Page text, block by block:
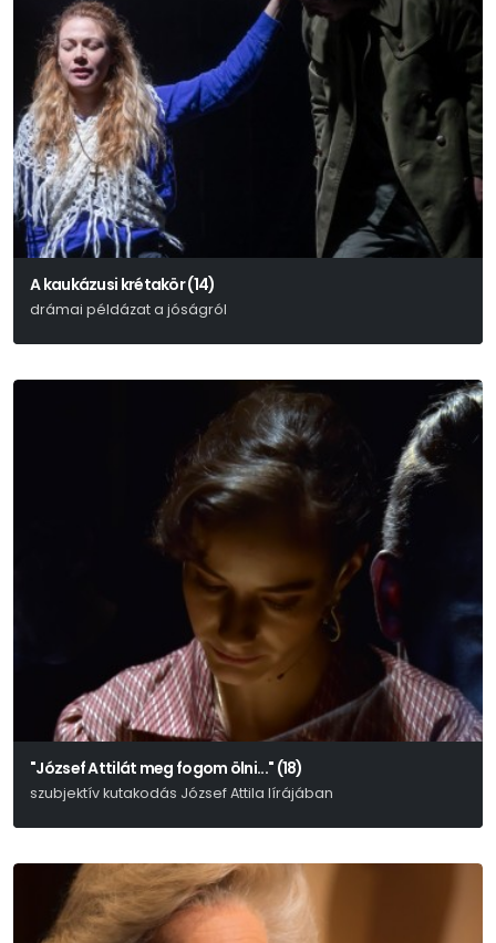
A kaukázusi krétakör (14)
drámai példázat a jóságról
"József Attilát meg fogom ölni..." (18)
szubjektív kutakodás József Attila lírájában